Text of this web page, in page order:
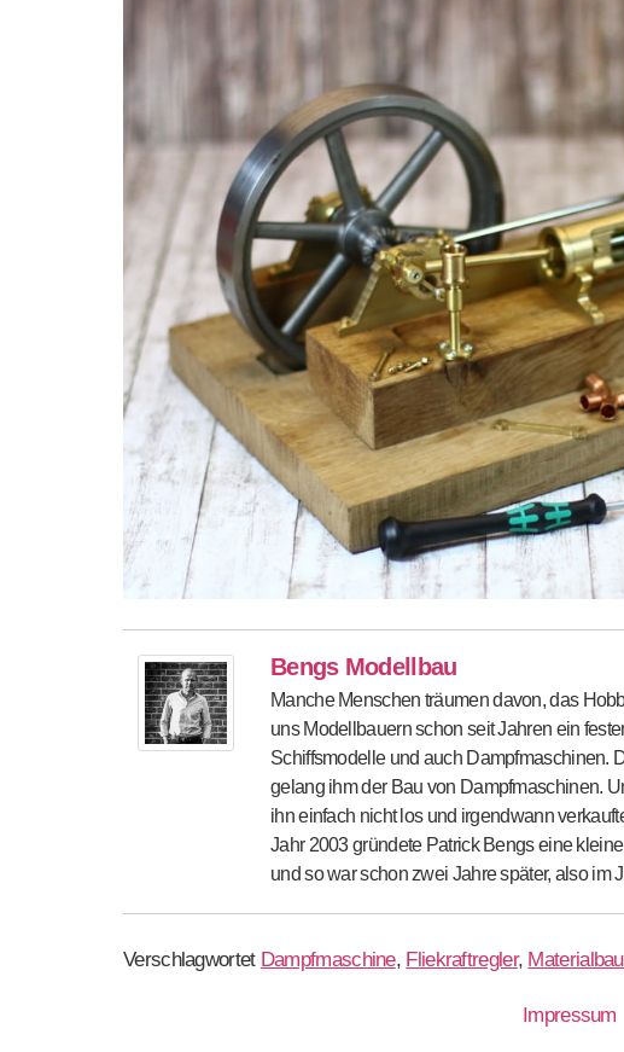
Bengs Modellbau
Manche Menschen träumen davon, das
uns Modellbauern schon seit Jahren ein
Schiffsmodelle und auch Dampfmaschinen.
gelang ihm der Bau von Dampfmaschinen.
ihn einfach nicht los und irgendwann
Jahr 2003 gründete Patrick Bengs eine
und so war schon zwei Jahre später, also im
Verschlagwortet Dampfmaschine, Fliekraftregler,
Impressum